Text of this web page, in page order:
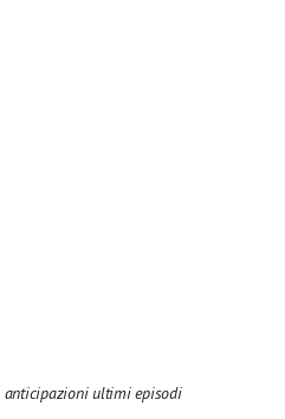
anticipazioni ultimi episodi